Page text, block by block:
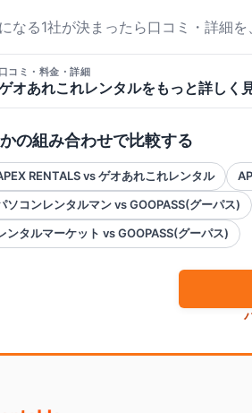
なる1社が決まったら口コミ・詳細
口コミ・料金・詳細
オあれこれレンタルをもっと詳しく
の組み合わせで比較する
RENTALS vs ゲオあれこれレンタル
ソコンレンタルマン vs GOOPASS(グーパス)
ンタルマーケット vs GOOPASS(グーパス)